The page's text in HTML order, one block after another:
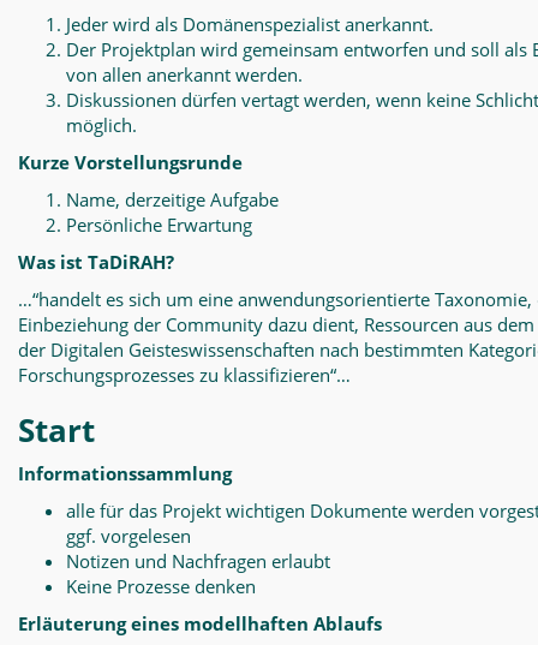
Jeder wird als Domänenspezialist anerkannt.
Der Projektplan wird gemeinsam entworfen und soll als
von allen anerkannt werden.
Diskussionen dürfen vertagt werden, wenn keine
möglich.
Kurze Vorstellungsrunde
Name, derzeitige Aufgabe
Persönliche Erwartung
Was ist TaDiRAH?
…“handelt es sich um eine anwendungsorientierte
Einbeziehung der Community dazu dient, Ressourcen aus
der Digitalen Geisteswissenschaften nach bestimmten
Forschungsprozesses zu klassifizieren“…
Start
Informationssammlung
alle für das Projekt wichtigen Dokumente werden
ggf. vorgelesen
Notizen und Nachfragen erlaubt
Keine Prozesse denken
Erläuterung eines modellhaften Ablaufs